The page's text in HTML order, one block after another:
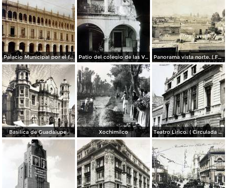
Palacio Municipal por el fotografo Hugo Brehme.. Patio del colegio de las Vizcainas por el fotografo Hugo Brehme. Panorama vista norte. ( Fechada el 20 de Junio de 1905 ).
Basilica de Guadalupe. Xochimilco Teatro Lirico. ( Circulada el 1 de Agosto de 1926 ).